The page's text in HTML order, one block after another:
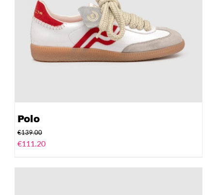
Polo
€139.00
€111.20